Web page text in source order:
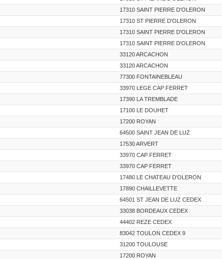
17310 SAINT PIERRE D'OLERON
17310 ST PIERRE D'OLERON
17310 SAINT PIERRE D'OLERON
17310 SAINT PIERRE D'OLERON
33120 ARCACHON
33120 ARCACHON
77300 FONTAINEBLEAU
33970 LEGE CAP FERRET
17390 LA TREMBLADE
17100 LE DOUHET
17200 ROYAN
64500 SAINT JEAN DE LUZ
17530 ARVERT
33970 CAP FERRET
33970 CAP FERRET
17480 LE CHATEAU D'OLERON
17890 CHAILLEVETTE
64501 ST JEAN DE LUZ CEDEX
33038 BORDEAUX CEDEX
44402 REZE CEDEX
83042 TOULON CEDEX 9
31200 TOULOUSE
17200 ROYAN